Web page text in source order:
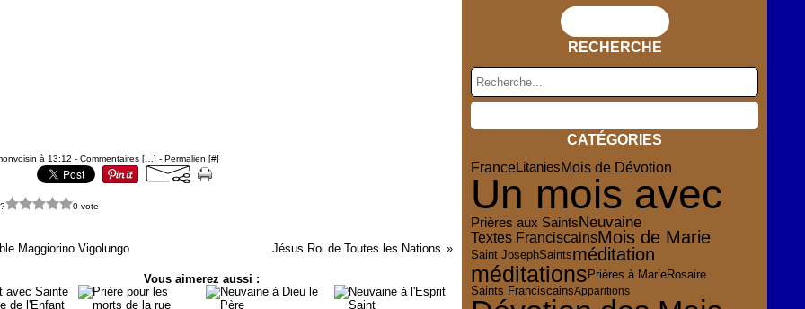
à 13:12 - Commentaires [ ] - Permalien [#]
0 vote
Maggiorino Vigolungo Jésus Roi de Toutes les Nations
Vous aimerez aussi :
RECHERCHE
CATÉGORIES
France LitaniesMois de Dévotion
Un mois avec
Prières aux SaintsNeuvaine
Textes FranciscainsMois de Marie
Saint JosephSaintsméditation
méditations Prières à MarieRosaire
Saints FranciscainsApparitions